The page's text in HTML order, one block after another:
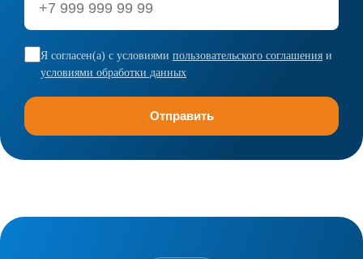
Я согласен(а) с условиями пользовательского соглашения и
условиями обработки данных